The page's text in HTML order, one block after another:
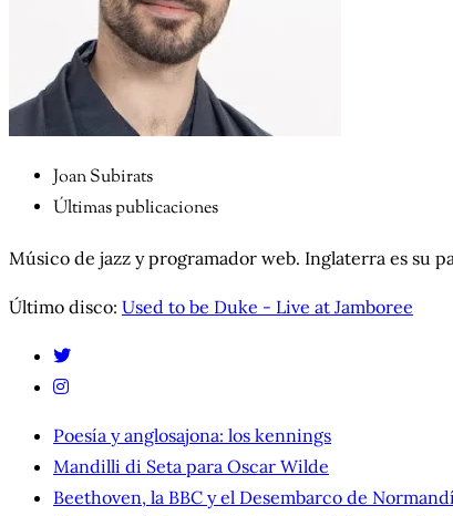
Joan Subirats
Últimas publicaciones
Músico de jazz y programador web. Inglaterra es su
Último disco: Used to be Duke - Live at Jamboree
Poesía y anglosajona: los kennings
Mandilli di Seta para Oscar Wilde
Beethoven, la BBC y el Desembarco de